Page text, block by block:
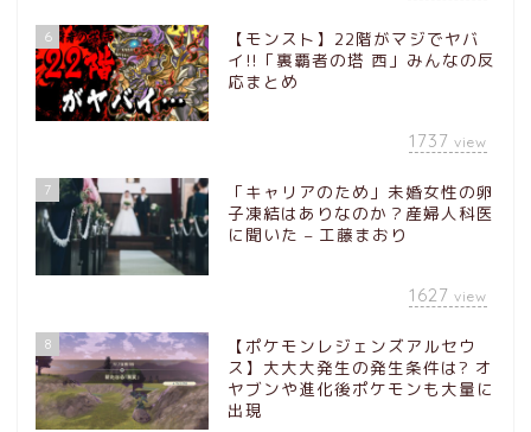
6
【モンスト】22階がマジでヤバ
イ!!「裏覇者の塔 西」みんなの反
応まとめ
1737 view
7
「キャリアのため」未婚女性の卵
子凍結はありなのか？産婦人科医
に聞いた – 工藤まおり
1627 view
8
【ポケモンレジェンズアルセウ
ス】大大大発生の発生条件は? オ
ヤブンや進化後ポケモンも大量に
出現